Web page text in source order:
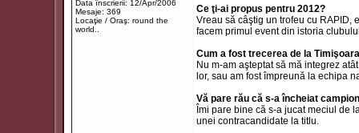
Data înscrierii: 12/Apr/2006
Mesaje: 369
Locaţie / Oraş: round the
world..
Ce ţi-ai propus pentru 2012?
Vreau să câştig un trofeu cu RAPID,
facem primul event din istoria
Cum a fost trecerea de la
Nu m-am aşteptat să mă integrez
lor, sau am fost împreună la echipa
Vă pare rău că s-a încheiat
Îmi pare bine că s-a jucat meciul de
unei contracandidate la titlu.